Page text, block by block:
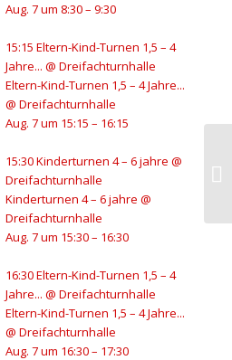
Aug. 7 um 8:30 – 9:30
15:15Eltern-Kind-Turnen 1,5 – 4
Jahre...@ Dreifachturnhalle
Eltern-Kind-Turnen 1,5 – 4 Jahre...
@ Dreifachturnhalle
Aug. 7 um 15:15 – 16:15
15:30Kinderturnen 4 – 6 jahre@
Dreifachturnhalle
Kinderturnen 4 – 6 jahre @
Dreifachturnhalle
Aug. 7 um 15:30 – 16:30
16:30Eltern-Kind-Turnen 1,5 – 4
Jahre...@ Dreifachturnhalle
Eltern-Kind-Turnen 1,5 – 4 Jahre...
@ Dreifachturnhalle
Aug. 7 um 16:30 – 17:30